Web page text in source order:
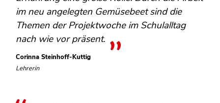
im neu angelegten Gemüsebeet sind die
Themen der Projektwoche im Schulalltag
nach wie vor präsent.
Corinna Steinhoff-Kuttig
Lehrerin